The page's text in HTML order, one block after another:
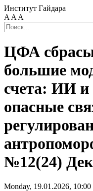
Институт Гайдара
A A A
ЦФА
большие
счета: ИИ и
опасные
№12(24)
Monday, 19.01.2026, 10:00